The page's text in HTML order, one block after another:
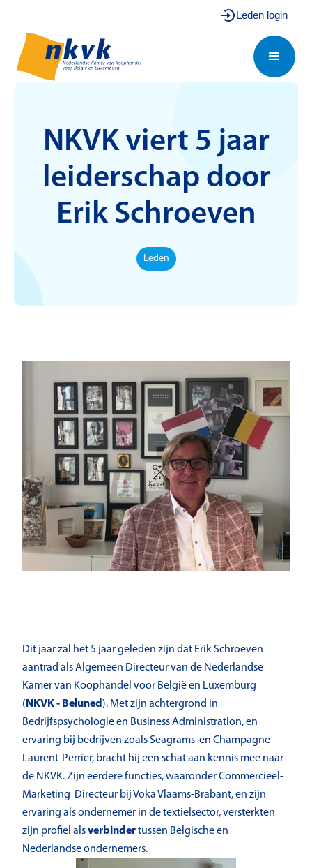
Leden login
NKVK viert 5 jaar
leiderschap door
Erik Schroeven
Leden
Dit jaar zal het 5 jaar geleden zijn dat Erik Schroeven
aantrad als Algemeen Directeur van de Nederlandse
Kamer van Koophandel voor België en Luxemburg
( NKVK - Beluned ). Met zijn achtergrond in
Bedrijfspsychologie en Business Administration, en
ervaring bij bedrijven zoals Seagrams en Champagne
Laurent-Perrier, bracht hij een schat aan kennis mee naar
de NKVK. Zijn eerdere functies, waaronder Commercieel-
Marketing Directeur bij Voka Vlaams-Brabant, en zijn
ervaring als ondernemer in de textielsector, versterkten
zijn profiel alsverbindertussen Belgische en
Nederlandse ondernemers.